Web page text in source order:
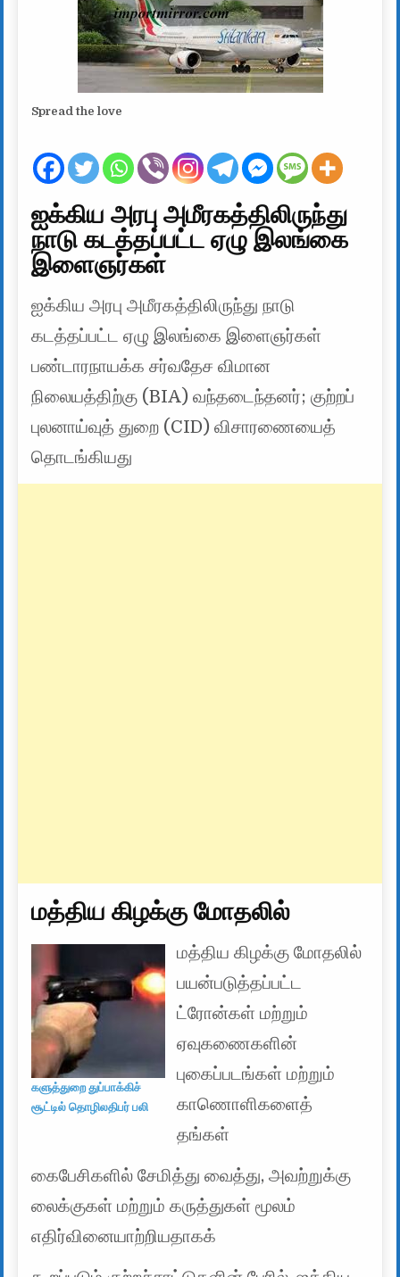
Spread the love
ஐக்கிய அரபு அமீரகத்திலிருந்து
நாடு கடத்தப்பட்ட ஏழு இலங்கை
இளைஞர்கள்
ஐக்கிய அரபு அமீரகத்திலிருந்து நாடு
கடத்தப்பட்ட ஏழு இலங்கை இளைஞர்கள்
பண்டாரநாயக்க சர்வதேச விமான
நிலையத்திற்கு (BIA) வந்தடைந்தனர்; குற்றப்
புலனாய்வுத் துறை (CID) விசாரணையைத்
தொடங்கியது
மத்திய கிழக்கு மோதலில்
களுத்துறை துப்பாக்கிச்
சூட்டில் தொழிலதிபர் பலி
மத்திய கிழக்கு மோதலில்
பயன்படுத்தப்பட்ட
ட்ரோன்கள் மற்றும்
ஏவுகணைகளின்
புகைப்படங்கள் மற்றும்
காணொளிகளைத்
தங்கள்
கைபேசிகளில் சேமித்து வைத்து, அவற்றுக்கு
லைக்குகள் மற்றும் கருத்துகள் மூலம்
எதிர்வினையாற்றியதாகக்